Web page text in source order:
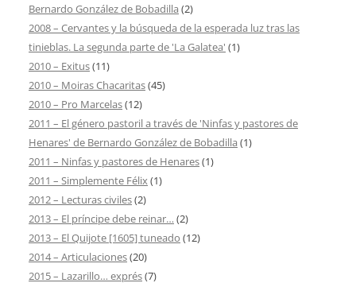
Bernardo González de Bobadilla (2)
2008 – Cervantes y la búsqueda de la esperada luz tras las
tinieblas. La segunda parte de 'La Galatea' (1)
2010 – Exitus(11)
2010 – Moiras Chacaritas(45)
2010 – Pro Marcelas(12)
2011 – El género pastoril a través de 'Ninfas y pastores de
Henares' de Bernardo González de Bobadilla (1)
2011 – Ninfas y pastores de Henares(1)
2011 – Simplemente Félix(1)
2012 – Lecturas civiles(2)
2013 – El príncipe debe reinar… (2)
2013 – El Quijote [1605] tuneado (12)
2014 – Articulaciones(20)
2015 – Lazarillo… exprés(7)